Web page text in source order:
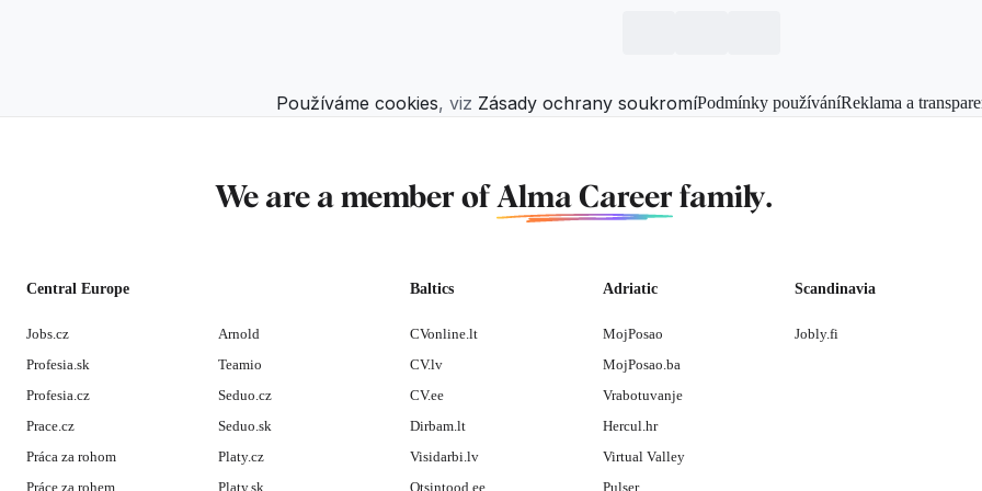
Používáme cookies, viz Zásady ochrany soukromíPodmínky používáníReklama a
We are a member of Alma Careerfamily.
Central Europe
Jobs.cz
Profesia.sk
Profesia.cz
Prace.cz
Práca za rohom
Práce za rohem
Arnold
Teamio
Seduo.cz
Seduo.sk
Platy.cz
Platy.sk
Baltics
CVonline.lt
CV.lv
CV.ee
Dirbam.lt
Visidarbi.lv
Otsintood.ee
Adriatic
MojPosao
MojPosao.ba
Vrabotuvanje
Hercul.hr
Virtual Valley
Pulser
Scandinavia
Jobly.fi